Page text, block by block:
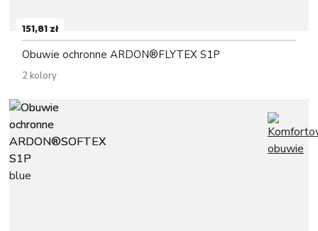
151,81 zł
Obuwie ochronne ARDON®FLYTEX S1P
2 kolory